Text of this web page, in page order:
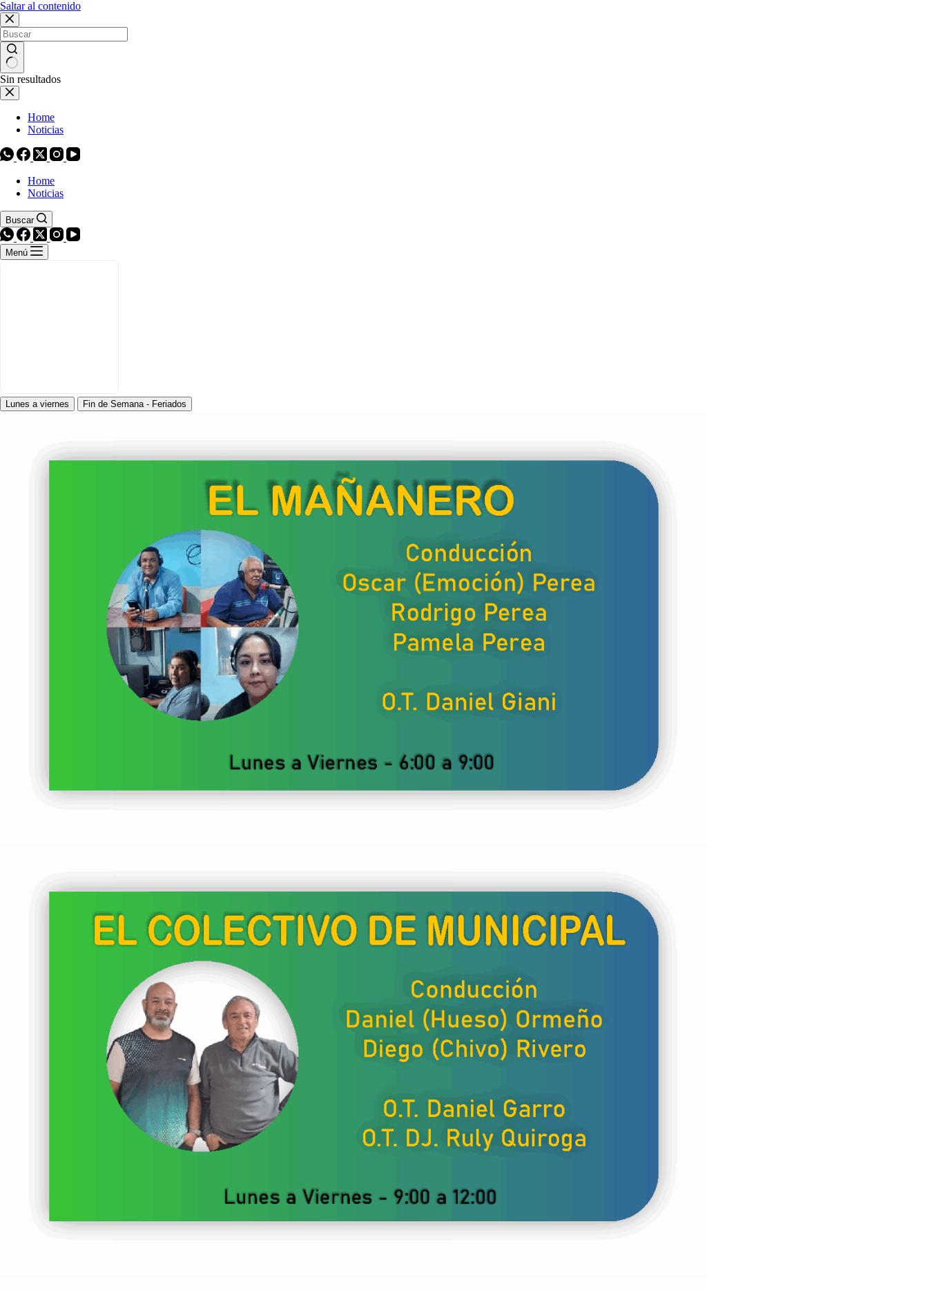
Saltar al contenido
Sin resultados
Home
Noticias
Home
Noticias
Buscar
Menú
Lunes a viernes Fin de Semana - Feriados